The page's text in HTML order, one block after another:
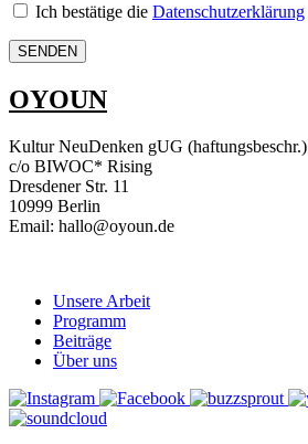
Ich bestätige die Datenschutzerklärung
OYOUN
Kultur NeuDenken gUG (haftungsbeschr.)
c/o BIWOC* Rising
Dresdener Str. 11
10999 Berlin
Email: hallo@oyoun.de
Unsere Arbeit
Programm
Beiträge
Über uns